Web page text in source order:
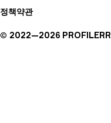
정책약관
© 2022—2026 PROFILERR